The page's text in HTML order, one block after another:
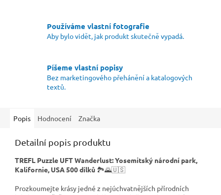
Používáme vlastní fotografie
Aby bylo vidět, jak produkt skutečně vypadá.
Píšeme vlastní popisy
Bez marketingového přehánění a katalogových
textů.
Popis Hodnocení Značka
Detailní popis produktu
TREFL Puzzle UFT Wanderlust: Yosemitský národní park,
Kalifornie, USA 500 dílků 🏞️🌄🇺🇸
Prozkoumejte krásy jedné z nejúchvatnějších přírodních